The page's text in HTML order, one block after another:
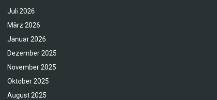
Juli 2026
März 2026
Januar 2026
Dezember 2025
November 2025
Oktober 2025
August 2025